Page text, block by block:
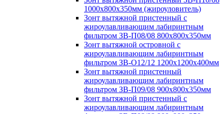
1000х800х350мм (жироуловитель)
Зонт вытяжной пристенный с
жироулавливающим лабиринтным
фильтром ЗВ-П08/08 800х800х350мм
Зонт вытяжной островной с
жироулавливающим лабиринтным
фильтром ЗВ-О12/12 1200х1200х400мм
Зонт вытяжной пристенный
жироулавливающим лабиринтным
фильтром ЗВ-П09/08 900х800х350мм
Зонт вытяжной пристенный с
жироулавливающим лабиринтным